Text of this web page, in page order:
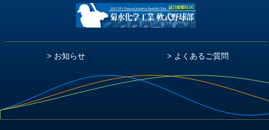
お知らせ よくあるご質問